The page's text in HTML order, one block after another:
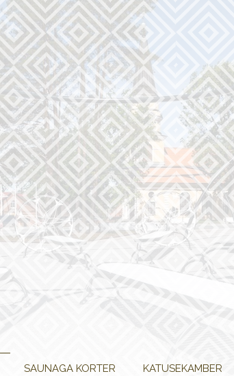
SAUNAGA KORTER KATUSEKAMBER